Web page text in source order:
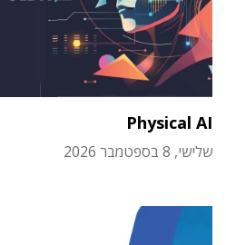
Physical AI
שלישי, 8 בספטמבר 2026